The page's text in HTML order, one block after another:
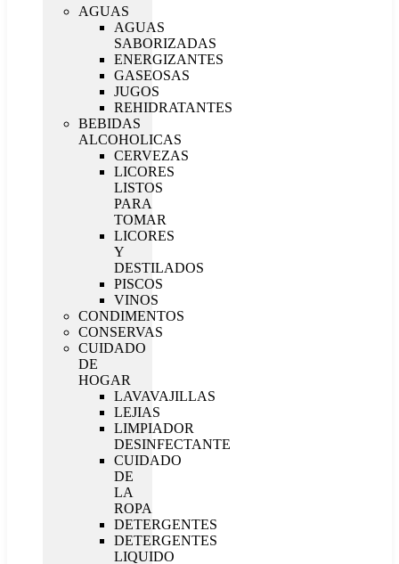
AGUAS
AGUAS
SABORIZADAS
ENERGIZANTES
GASEOSAS
JUGOS
REHIDRATANTES
BEBIDAS
ALCOHOLICAS
CERVEZAS
LICORES
LISTOS
PARA
TOMAR
LICORES
Y
DESTILADOS
PISCOS
VINOS
CONDIMENTOS
CONSERVAS
CUIDADO
DE
HOGAR
LAVAVAJILLAS
LEJIAS
LIMPIADOR
DESINFECTANTE
CUIDADO
DE
LA
ROPA
DETERGENTES
DETERGENTES
LIQUIDO